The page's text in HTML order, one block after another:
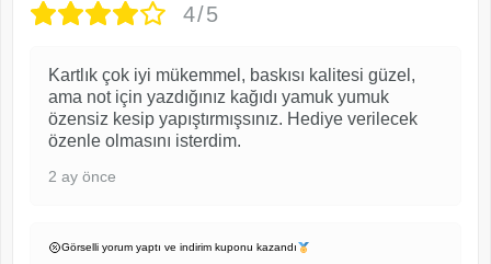
4/5
Kartlık çok iyi mükemmel, baskısı kalitesi güzel,
ama not için yazdığınız kağıdı yamuk yumuk
özensiz kesip yapıştırmışsınız. Hediye verilecek
özenle olmasını isterdim.
2 ay önce
Görselli yorum yaptı ve indirim kuponu kazandı